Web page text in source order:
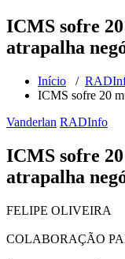
ICMS sofre
atrapalha
Início /
ICMS sofre 20
Vanderlan RADInfo
ICMS sofre
atrapalha
FELIPE OLIVEIRA
COLABORAÇÃO